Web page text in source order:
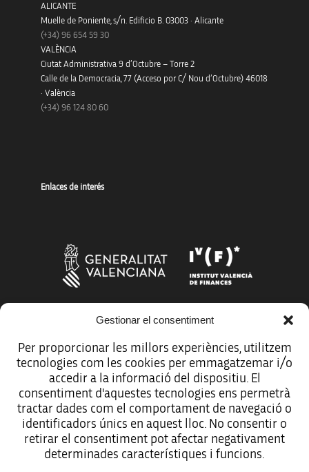
Gestionar el consentiment
Per proporcionar les millors experiències, utilitzem
tecnologies com les cookies per emmagatzemar i/o
accedir a la informació del dispositiu. El
consentiment d'aquestes tecnologies ens permetrà
tractar dades com el comportament de navegació o
identificadors únics en aquest lloc. No consentir o
retirar el consentiment pot afectar negativament
determinades característiques i funcions.
ALICANTE
Muelle de Poniente, s/n. Edificio B. 03003 · Alicante
(+34) 96 654 59 30
VALÈNCIA
Ciutat Administrativa 9 d’Octubre – Torre 2
Calle de la Democracia, 77 (Acceso por C/ Nou d’Octubre) 46018
· València
(+34) 96 124 80 60
Enlaces de interés
Avíso legal
Política de protección de datos